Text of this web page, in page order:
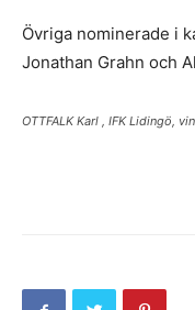
Övriga nominerade i
Jonathan Grahn och
OTTFALK Karl , IFK Lidingö,